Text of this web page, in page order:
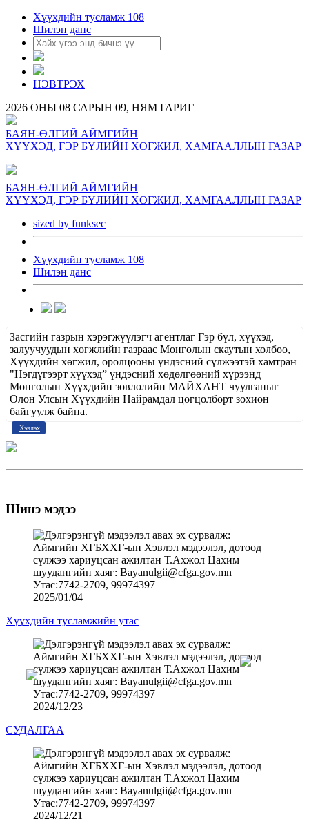
Хүүхдийн тусламж 108
Шилэн данс
НЭВТРЭХ
2026 ОНЫ 08 САРЫН 09, НЯМ ГАРИГ
БАЯН-ӨЛГИЙ АЙМГИЙН
ХҮҮХЭД, ГЭР БҮЛИЙН ХӨГЖИЛ, ХАМГААЛЛЫН ГАЗАР
БАЯН-ӨЛГИЙ АЙМГИЙН
ХҮҮХЭД, ГЭР БҮЛИЙН ХӨГЖИЛ, ХАМГААЛЛЫН ГАЗАР
sized by funksec
Хүүхдийн тусламж 108
Шилэн данс
Засгийн газрын хэрэгжүүлэгч агентлаг Гэр бүл, хүүхэд,
залуучуудын хөгжлийн газраас Монголын скаутын холбоо,
Хүүхдийн хөгжил, оролцооны үндэсний сүлжээтэй хамтран
"Нэгдүгээрт хүүхэд” үндэсний хөдөлгөөний хүрээнд
Монголын Хүүхдийн зөвлөлийн МАЙХАНТ чуулганыг
Олон Улсын Хүүхдийн Найрамдал цогцолборт зохион
байгуулж байна.
Хэвлэх
Шинэ мэдээ
2025/01/04
Хүүхдийн тусламжийн утас
2024/12/23
СУДАЛГАА
2024/12/21